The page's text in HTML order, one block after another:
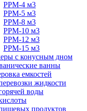
PPM-4 м3
PPM-5 м3
PPM-8 м3
PPM-10 м3
PPM-12 м3
PPM-15 м3
с конусным дном
ванны
емкостей
жидкости
воды
продуктов